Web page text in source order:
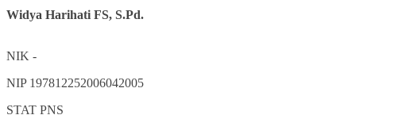
Widya Harihati FS, S.Pd.
NIK -
NIP 197812252006042005
STAT PNS